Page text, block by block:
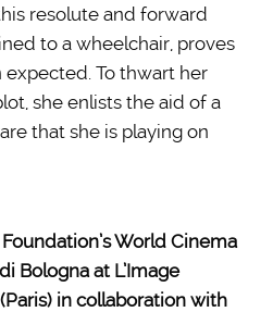
resolute and forward
to a wheelchair, proves
To thwart her
she enlists the aid of a
that she is playing on
World Cinema
Bologna at L’Image
in collaboration with